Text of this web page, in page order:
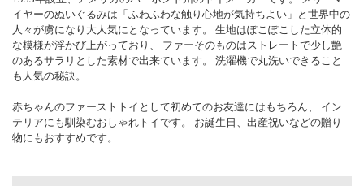
イヤーのぬいぐるみは「ふわふわな触り心地が気持ちよい」と世界中の
人々が虜になり大人気にとなっています。 生地はぽこぽこした立体的
な模様が浮かび上がっており、 ファーそのものはストレートで少し艶
のあるサラリとした素材で出来ています。 洗濯機で丸洗いできること
も人気の秘訣。
赤ちゃんのファーストトイとして初めてのお友達にはもちろん、 イン
テリアにも馴染むおしゃれトイです。 お誕生日、出産祝いなどの贈り
物にもおすすめです。